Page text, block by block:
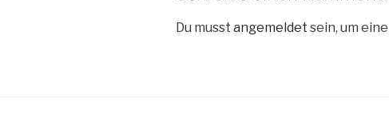
Du musst angemeldet sein, um